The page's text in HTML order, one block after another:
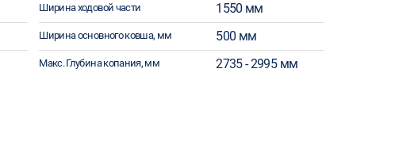
Ширина ходовой части 1550 мм
Ширина основного ковша, мм 500 мм
Макс. Глубина копания, мм 2735 - 2995 мм